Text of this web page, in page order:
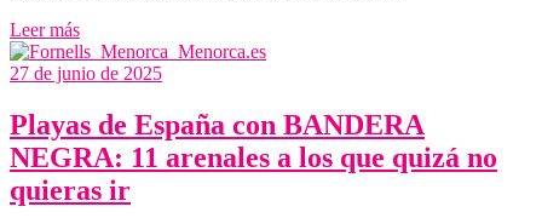
Leer más
27 de junio de 2025
Playas de España con BANDERA
NEGRA: 11 arenales a los que quizá no
quieras ir